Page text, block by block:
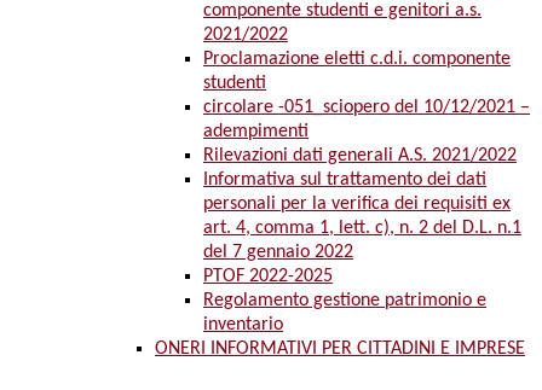
componente studenti e genitori a.s.
2021/2022
Proclamazione eletti c.d.i. componente
studenti
circolare -051_sciopero del 10/12/2021 –
adempimenti
Rilevazioni dati generali A.S. 2021/2022
Informativa sul trattamento dei dati
personali per la verifica dei requisiti ex
art. 4, comma 1, lett. c), n. 2 del D.L. n.1
del 7 gennaio 2022
PTOF 2022-2025
Regolamento gestione patrimonio e
inventario
ONERI INFORMATIVI PER CITTADINI E IMPRESE